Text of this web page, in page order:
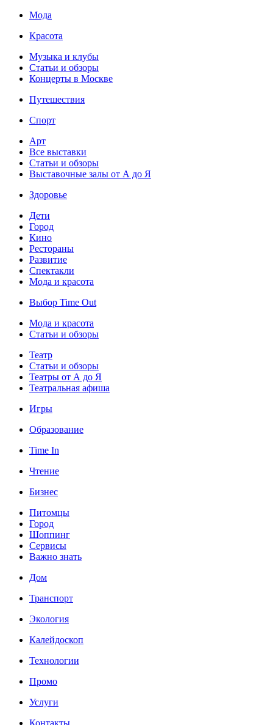
Мода
Красота
Музыка и клубы
Статьи и обзоры
Концерты в Москве
Путешествия
Спорт
Арт
Все выставки
Статьи и обзоры
Выставочные залы от А до Я
Здоровье
Дети
Город
Кино
Рестораны
Развитие
Спектакли
Мода и красота
Выбор Time Out
Мода и красота
Статьи и обзоры
Театр
Статьи и обзоры
Театры от А до Я
Театральная афиша
Игры
Образование
Time In
Чтение
Бизнес
Питомцы
Город
Шоппинг
Сервисы
Важно знать
Дом
Транспорт
Экология
Калейдоскоп
Технологии
Промо
Услуги
Контакты